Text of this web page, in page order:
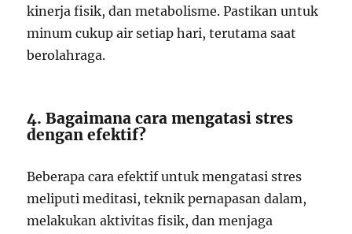
kinerja fisik, dan metabolisme. Pastikan untuk
minum cukup air setiap hari, terutama saat
berolahraga.
4. Bagaimana cara mengatasi stres
dengan efektif?
Beberapa cara efektif untuk mengatasi stres
meliputi meditasi, teknik pernapasan dalam,
melakukan aktivitas fisik, dan menjaga